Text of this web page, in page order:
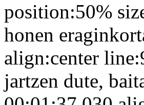
position:50%
honen
align:center
jartzen dute,